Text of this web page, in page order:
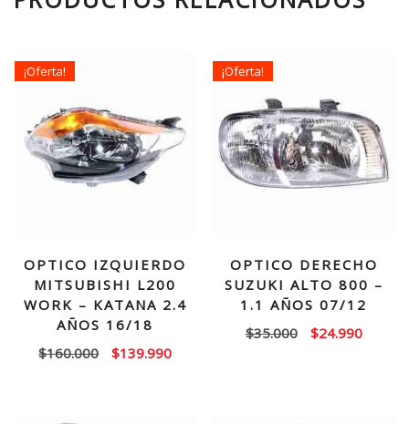
¡Oferta!
OPTICO IZQUIERDO
MITSUBISHI L200
WORK – KATANA 2.4
AÑOS 16/18
$160.000
El
$139.990El
¡Oferta!
OPTICO DERECHO
SUZUKI ALTO 800 –
1.1 AÑOS 07/12
$35.000
El
$24.990El